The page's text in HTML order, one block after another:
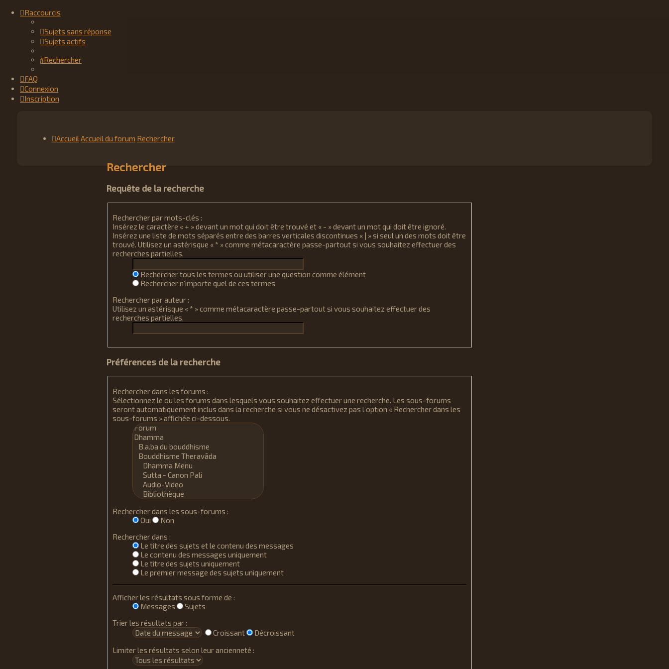
Raccourcis
Sujets sans réponse
Sujets actifs
Rechercher
FAQ
Connexion
Inscription
AccueilAccueil du forum Rechercher
Rechercher
Requête de la recherche
Rechercher par mots-clés :
Insérez le caractère « + » devant un mot qui doit être trouvé et « - » devant un mot qui doit être ignoré.
Insérez une liste de mots séparés entre des barres verticales discontinues « | » si seul un des mots doit être
trouvé. Utilisez un astérisque « * » comme métacaractère passe-partout si vous souhaitez effectuer des
recherches partielles.
Rechercher tous les termes ou utiliser une question comme élément
Rechercher n’importe quel de ces termes
Rechercher par auteur :
Utilisez un astérisque « * » comme métacaractère passe-partout si vous souhaitez effectuer des
recherches partielles.
Préférences de la recherche
Rechercher dans les forums :
Sélectionnez le ou les forums dans lesquels vous souhaitez effectuer une recherche. Les sous-forums
seront automatiquement inclus dans la recherche si vous ne désactivez pas l’option « Rechercher dans les
sous-forums » affichée ci-dessous.
Rechercher dans les sous-forums :
Oui
Non
Rechercher dans :
Le titre des sujets et le contenu des messages
Le contenu des messages uniquement
Le titre des sujets uniquement
Le premier message des sujets uniquement
Afficher les résultats sous forme de :
Messages
Sujets
Trier les résultats par :
Croissant
Décroissant
Limiter les résultats selon leur ancienneté :